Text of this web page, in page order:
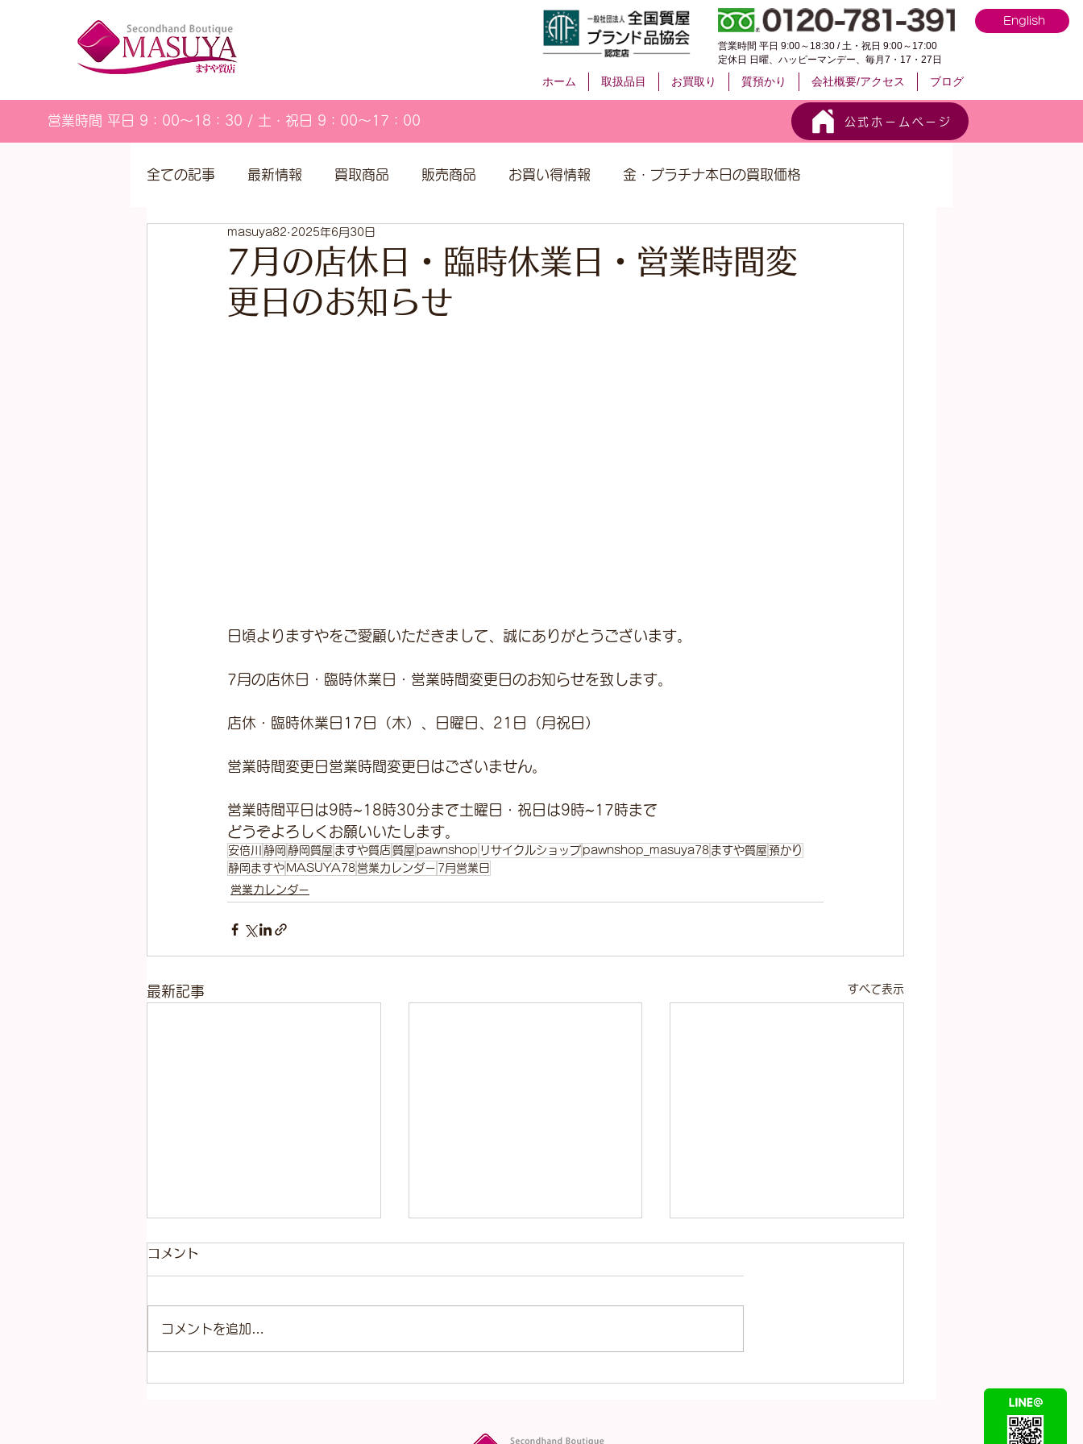
English
営業時間 平日 9:00～18:30 / 土・祝日 9:00～17:00
定休日 日曜、ハッピーマンデー、毎月7・17・27日
ホーム 取扱品目 お買取り 質預かり 会社概要/アクセス ブログ
営業時間 平日 9：00～18：30 / 土・祝日 9：00～17：00 公式ホームページ
全ての記事 最新情報 買取商品 販売商品 お買い得情報 金・プラチナ本日の買取価格
営業カレンダー
7月の店休日・臨時休業日・営業時間変
更日のお知らせ
masuya82 2025年6月30日
日頃よりますやをご愛顧いただきまして、誠にありがとうございます。
7月の店休日・臨時休業日・営業時間変更日のお知らせを致します。
店休・臨時休業日17日（木）、日曜日、21日（月祝日）
営業時間変更日営業時間変更日はございません。
営業時間平日は9時~18時30分まで土曜日・祝日は9時~17時まで
どうぞよろしくお願いいたします。
安倍川 静岡 静岡質屋 ますや質店 質屋 pawnshop リサイクルショップ pawnshop_masuya78 ますや質屋 預かり
静岡ますや MASUYA78 営業カレンダー 7月営業日
営業カレンダー
最新記事 すべて表示
8月の店休日・臨時休業日・
本日（7月4日）の金
（Pt900）の買取価格！
7月の店休日・臨時休業日・
コメント
コメントを追加…